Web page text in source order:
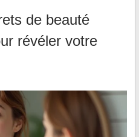
de beauté
révéler votre